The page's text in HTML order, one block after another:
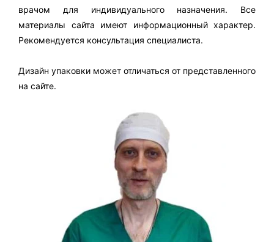
врачом для индивидуального назначения. Все
материалы сайта имеют информационный характер.
Рекомендуется консультация специалиста.
Дизайн упаковки может отличаться от представленного
на сайте.